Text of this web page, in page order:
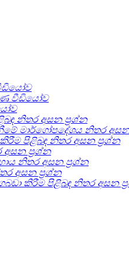
වීඩියෝව
නිතර අසන ප්‍රශ්න
මාර්ගෝපදේශය නිතර
පිළිබඳ නිතර අසන ප්‍රශ්න
අසන ප්‍රශ්න
නිතර අසන ප්‍රශ්න
අසන ප්‍රශ්න
කිරීම පිළිබඳ නිතර අසන